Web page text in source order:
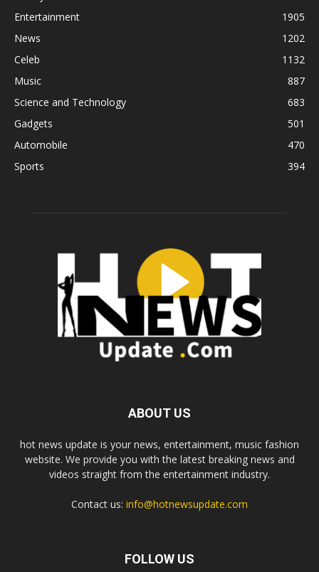
Entertainment
1905
News
1202
Celeb
1132
Music
887
Science and Technology
683
Gadgets
501
Automobile
470
Sports
394
ABOUT US
hot news update is your news, entertainment, music fashion
website. We provide you with the latest breaking news and
videos straight from the entertainment industry.
Contact us: info@hotnewsupdate.com
FOLLOW US